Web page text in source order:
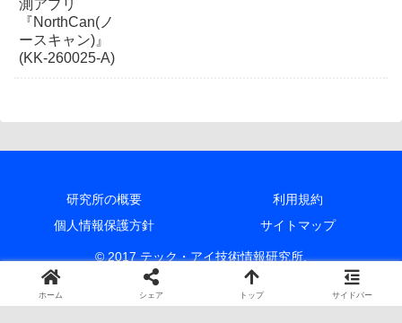
研究所の概要
利用規約
個人情報保護方針
サイトマップ
© 2017 テック・アイ技術情報研究所.
ホーム シェア トップ サイドバー